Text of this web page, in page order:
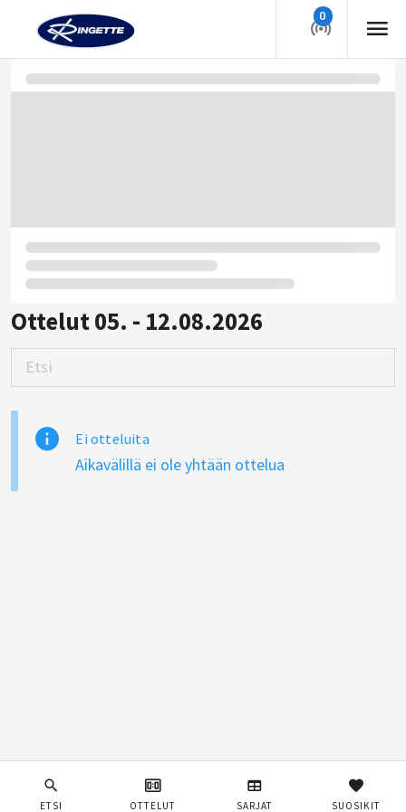
0
Ottelut 05. - 12.08.2026
Etsi
Ei otteluita
Aikavälillä ei ole yhtään ottelua
ETSI OTTELUT SARJAT SUOSIKIT